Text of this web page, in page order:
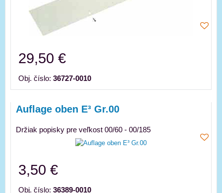
29,50 €
Obj. číslo: 36727-0010
Auflage oben E³ Gr.00
Držiak popisky pre veľkost 00/60 - 00/185
3,50 €
Obj. číslo: 36389-0010